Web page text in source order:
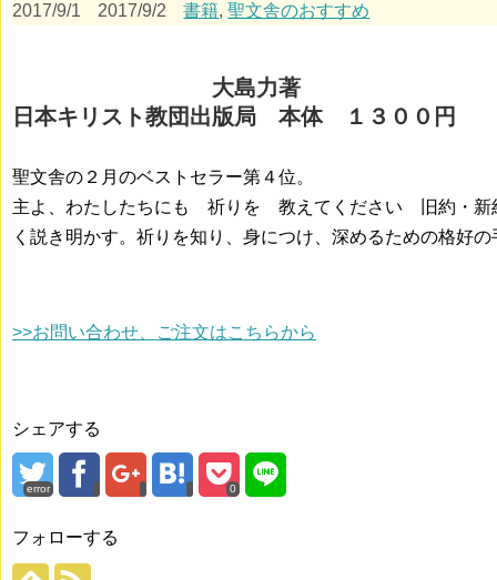
2017/9/1 2017/9/2 書籍,聖文舎のおすすめ
大島力著
日本キリスト教団出版局 本体 １３００円
聖文舎の２月のベストセラー第４位。
主よ、わたしたちにも 祈りを 教えてください 旧約・新
く説き明かす。祈りを知り、身につけ、深めるための格好
>>お問い合わせ、ご注文はこちらから
シェアする
error 0
フォローする